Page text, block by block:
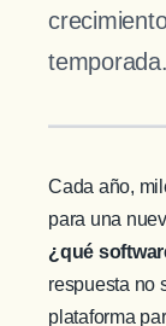
temporada.
Cada año,
para una
¿qué
respuesta no
plataforma